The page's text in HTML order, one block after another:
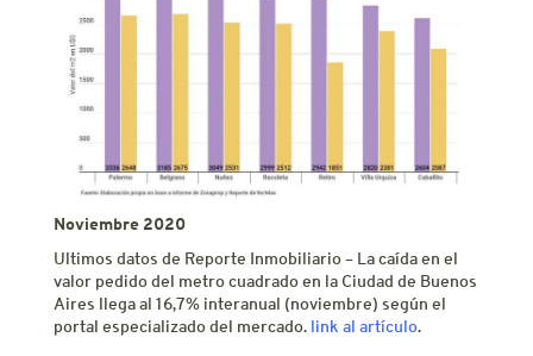
Noviembre 2020
Ultimos datos de Reporte Inmobiliario – La caída en el
valor pedido del metro cuadrado en la Ciudad de Buenos
Aires llega al 16,7% interanual (noviembre) según el
portal especializado del mercado. link al artículo.